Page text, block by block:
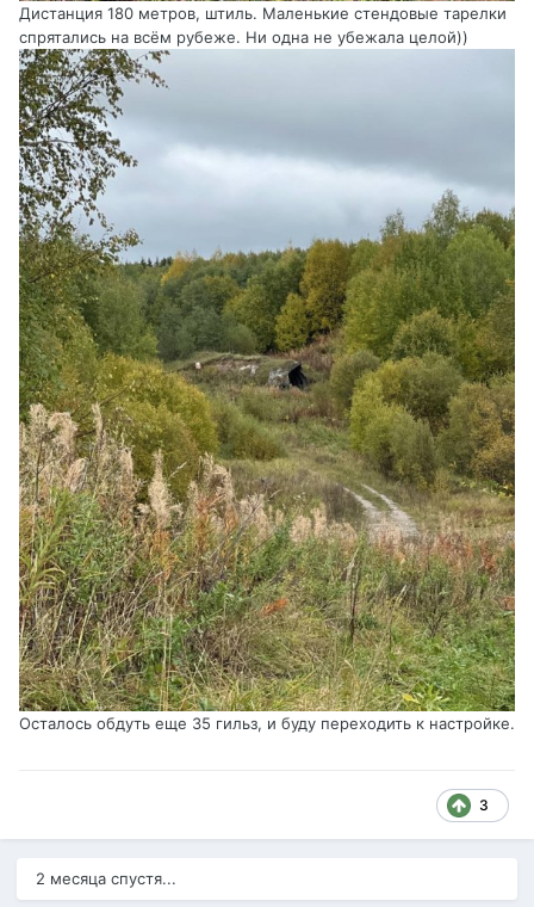
Дистанция 180 метров, штиль. Маленькие стендовые тарелки
спрятались на всём рубеже. Ни одна не убежала целой))
Осталось обдуть еще 35 гильз, и буду переходить к настройке.
3
2 месяца спустя...